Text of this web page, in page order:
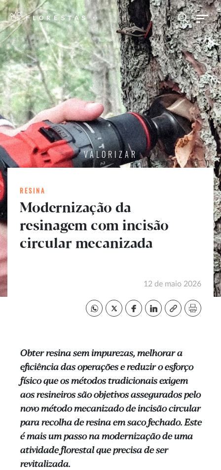
VALORIZAR
RESINA
Modernização da
resinagem com incisão
circular mecanizada
12 de maio 2026
Obter resina sem impurezas, melhorar a
eficiência das operações e reduzir o esforço
físico que os métodos tradicionais exigem
aos resineiros são objetivos assegurados pelo
novo método mecanizado de incisão circular
para recolha de resina em saco fechado. Este
é mais um passo na modernização de uma
atividade florestal que precisa de ser
revitalizada.